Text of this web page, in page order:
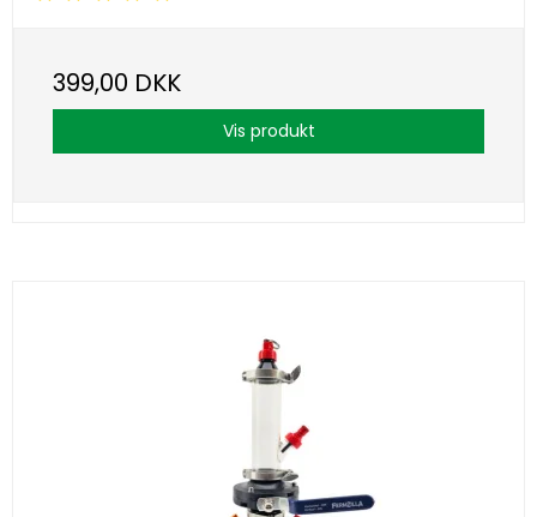
399,00 DKK
Vis produkt